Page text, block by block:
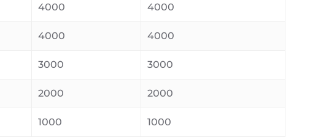
4000 4000
4000 4000
3000 3000
2000 2000
1000 1000